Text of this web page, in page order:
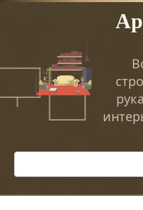
Перейти
Поиск: